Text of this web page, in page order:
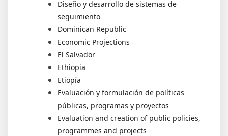
Diseño y desarrollo de sistemas de
seguimiento
Dominican Republic
Economic Projections
El Salvador
Ethiopia
Etiopía
Evaluación y formulación de políticas
públicas, programas y proyectos
Evaluation and creation of public policies,
programmes and projects